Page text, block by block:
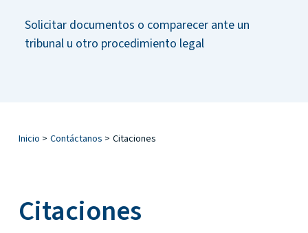
Solicitar documentos o comparecer ante un
tribunal u otro procedimiento legal
Inicio > Contáctanos > Citaciones
Citaciones